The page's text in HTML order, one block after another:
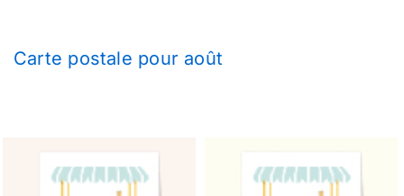
Carte postale pour août